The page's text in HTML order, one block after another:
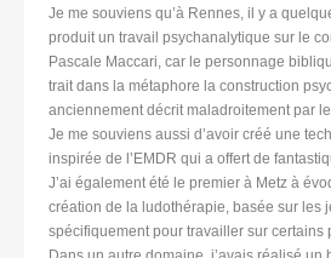
Je me souviens qu’à Rennes, il y a
produit un travail psychanalytique sur le
Pascale Maccari, car le personnage
trait dans la métaphore la construction
anciennement décrit maladroitement par
Je me souviens aussi d’avoir créé une
inspirée de l’EMDR qui a offert de
J’ai également été le premier à Metz à
création de la ludothérapie, basée sur les
spécifiquement pour travailler sur certains